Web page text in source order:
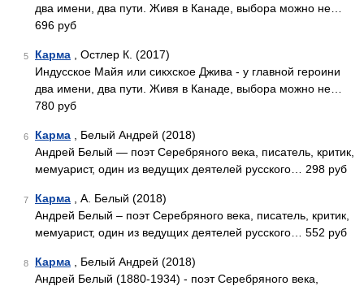
два имени, два пути. Живя в Канаде, выбора можно не…
696 руб
5 Карма , Остлер К. (2017)
Индусское Майя или сикхское Джива - у главной героини
два имени, два пути. Живя в Канаде, выбора можно не…
780 руб
6 Карма , Белый Андрей (2018)
Андрей Белый — поэт Серебряного века, писатель, критик,
мемуарист, один из ведущих деятелей русского… 298 руб
7 Карма , А. Белый (2018)
Андрей Белый – поэт Серебряного века, писатель, критик,
мемуарист, один из ведущих деятелей русского… 552 руб
8 Карма , Белый Андрей (2018)
Андрей Белый (1880-1934) - поэт Серебряного века,